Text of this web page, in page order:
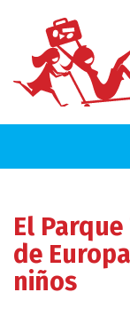
El
de
niños